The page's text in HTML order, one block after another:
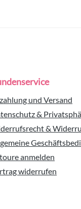
und Versand
&
&
anmelden
widerrufen